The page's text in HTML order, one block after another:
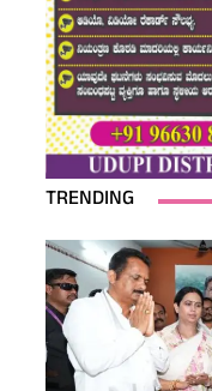
TRENDING